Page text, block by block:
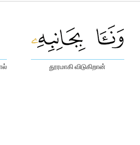
தூரமாகி விடுகிறான்